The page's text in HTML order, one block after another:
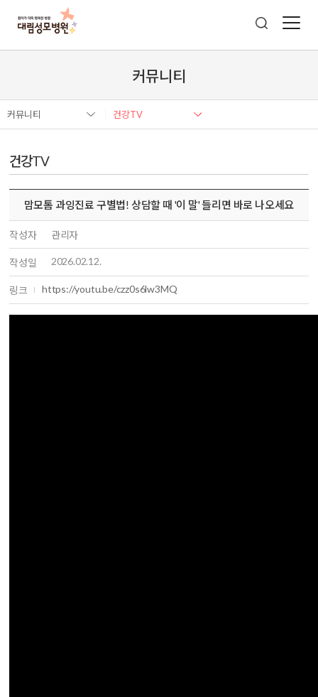
커뮤니티
커뮤니티 건강TV
건강TV
맘모톰 과잉진료 구별법! 상담할 때 '이 말' 들리면 바로 나오세요
작성자 관리자
작성일 2026.02.12.
링크 https://youtu.be/czz0s6lw3MQ